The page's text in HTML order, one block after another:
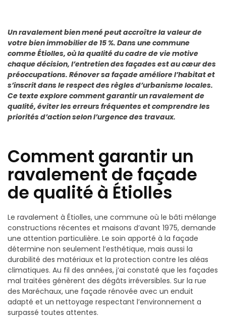
Un ravalement bien mené peut accroître la valeur de
votre bien immobilier de 15 %. Dans une commune
comme Étiolles, où la qualité du cadre de vie motive
chaque décision, l’entretien des façades est au cœur des
préoccupations. Rénover sa façade améliore l’habitat et
s’inscrit dans le respect des règles d’urbanisme locales.
Ce texte explore comment garantir un ravalement de
qualité, éviter les erreurs fréquentes et comprendre les
priorités d’action selon l’urgence des travaux.
Comment garantir un
ravalement de façade
de qualité à Étiolles
Le ravalement à Étiolles, une commune où le bâti mélange
constructions récentes et maisons d’avant 1975, demande
une attention particulière. Le soin apporté à la façade
détermine non seulement l’esthétique, mais aussi la
durabilité des matériaux et la protection contre les aléas
climatiques. Au fil des années, j’ai constaté que les façades
mal traitées génèrent des dégâts irréversibles. Sur la rue
des Maréchaux, une façade rénovée avec un enduit
adapté et un nettoyage respectant l’environnement a
surpassé toutes attentes.